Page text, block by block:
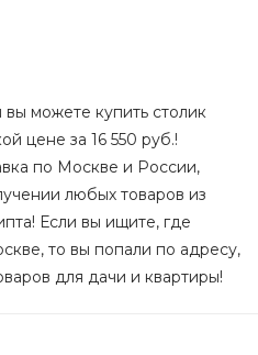
можете купить столик
цене за 16 550 руб.!
по Москве и России,
любых товаров из
Если вы ищите, где
то вы попали по адресу,
для дачи и квартиры!